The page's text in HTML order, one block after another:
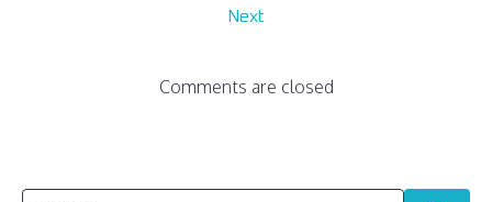
Next
Comments are closed